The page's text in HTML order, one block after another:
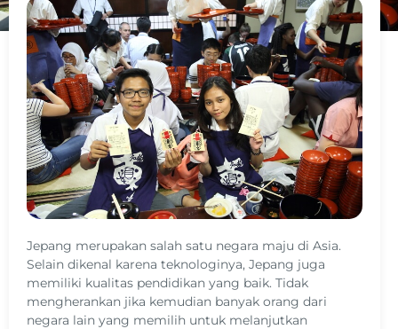
Jepang merupakan salah satu negara maju di Asia.
Selain dikenal karena teknologinya, Jepang juga
memiliki kualitas pendidikan yang baik. Tidak
mengherankan jika kemudian banyak orang dari
negara lain yang memilih untuk melanjutkan